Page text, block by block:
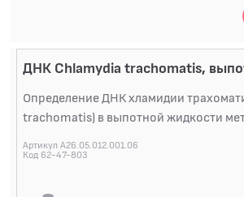
ДНК Chlamydia trachomatis,
Определение ДНК хламидии
trachomatis) в выпотной жидкости
Артикул A26.05.012.001.06
Код 62-47-803